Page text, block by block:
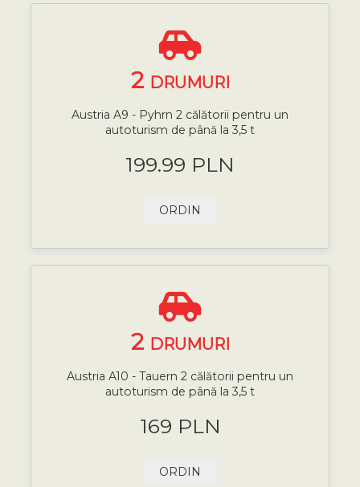
2 DRUMURI
Austria A9 - Pyhrn 2 călătorii pentru un
autoturism de până la 3,5 t
199.99 PLN
ORDIN
2 DRUMURI
Austria A10 - Tauern 2 călătorii pentru un
autoturism de până la 3,5 t
169 PLN
ORDIN